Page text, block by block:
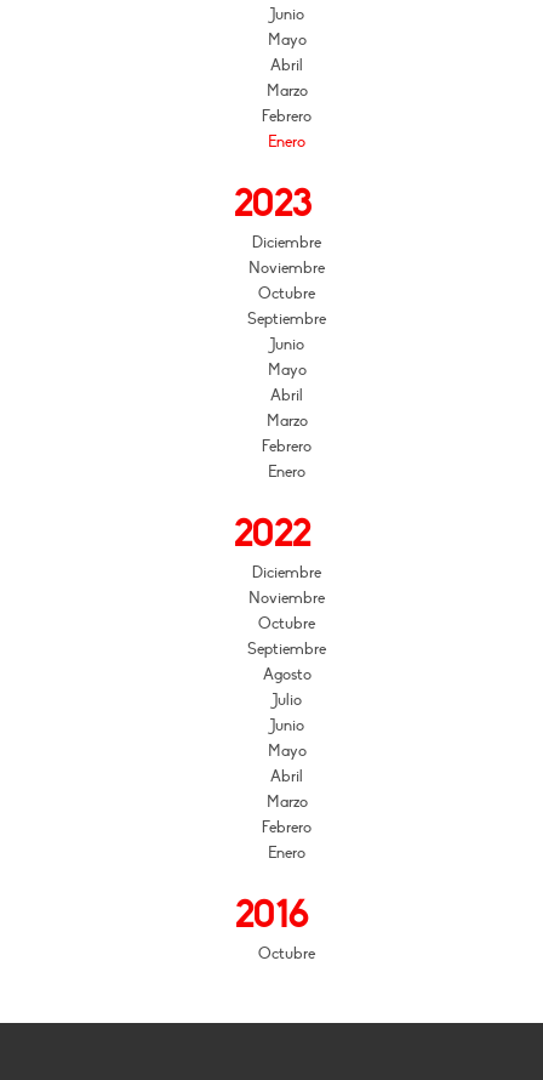
Junio
Mayo
Abril
Marzo
Febrero
Enero
2023
Diciembre
Noviembre
Octubre
Septiembre
Junio
Mayo
Abril
Marzo
Febrero
Enero
2022
Diciembre
Noviembre
Octubre
Septiembre
Agosto
Julio
Junio
Mayo
Abril
Marzo
Febrero
Enero
2016
Octubre